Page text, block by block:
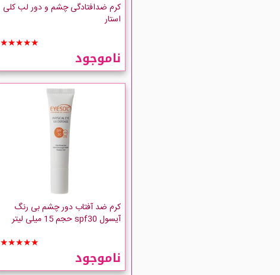
کرم ضدافتادگی چشم و دور لب کلی
استار
★★★★★
ناموجود
کرم ضد آفتاب دور چشم بی رنگ
آیسول spf30 حجم 15 میلی لیتر
★★★★★
ناموجود